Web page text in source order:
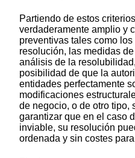
Partiendo de estos
verdaderamente amplio y
preventivas tales como
resolución, las medidas
análisis de la
posibilidad de que la
entidades perfectamente
modificaciones
de negocio, o de otro tipo,
garantizar que en el caso
inviable, su resolución
ordenada y sin costes